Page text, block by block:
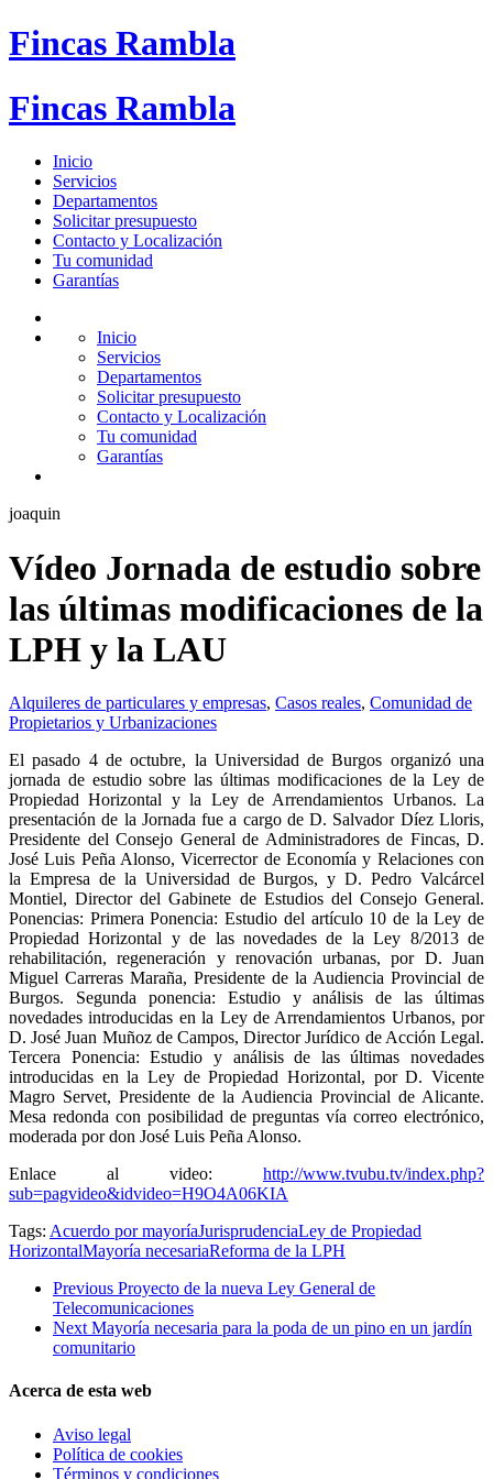
Fincas Rambla
Fincas Rambla
Inicio
Servicios
Departamentos
Solicitar presupuesto
Contacto y Localización
Tu comunidad
Garantías
Inicio
Servicios
Departamentos
Solicitar presupuesto
Contacto y Localización
Tu comunidad
Garantías
joaquin
Vídeo Jornada de estudio sobre
las últimas modificaciones de la
LPH y la LAU
Alquileres de particulares y empresas, Casos reales, Comunidad de
Propietarios y Urbanizaciones
El pasado 4 de octubre, la Universidad de Burgos organizó una
jornada de estudio sobre las últimas modificaciones de la Ley de
Propiedad Horizontal y la Ley de Arrendamientos Urbanos. La
presentación de la Jornada fue a cargo de D. Salvador Díez Lloris,
Presidente del Consejo General de Administradores de Fincas, D.
José Luis Peña Alonso, Vicerrector de Economía y Relaciones con
la Empresa de la Universidad de Burgos, y D. Pedro Valcárcel
Montiel, Director del Gabinete de Estudios del Consejo General.
Ponencias: Primera Ponencia: Estudio del artículo 10 de la Ley de
Propiedad Horizontal y de las novedades de la Ley 8/2013 de
rehabilitación, regeneración y renovación urbanas, por D. Juan
Miguel Carreras Maraña, Presidente de la Audiencia Provincial de
Burgos. Segunda ponencia: Estudio y análisis de las últimas
novedades introducidas en la Ley de Arrendamientos Urbanos, por
D. José Juan Muñoz de Campos, Director Jurídico de Acción Legal.
Tercera Ponencia: Estudio y análisis de las últimas novedades
introducidas en la Ley de Propiedad Horizontal, por D. Vicente
Magro Servet, Presidente de la Audiencia Provincial de Alicante.
Mesa redonda con posibilidad de preguntas vía correo electrónico,
moderada por don José Luis Peña Alonso.
Enlace al video: http://www.tvubu.tv/index.php?
sub=pagvideo&idvideo=H9O4A06KIA
Tags: Acuerdo por mayoríaJurisprudenciaLey de Propiedad
HorizontalMayoría necesariaReforma de la LPH
Previous Proyecto de la nueva Ley General de
Telecomunicaciones
Next Mayoría necesaria para la poda de un pino en un jardín
comunitario
Acerca de esta web
Aviso legal
Política de cookies
Términos y condiciones